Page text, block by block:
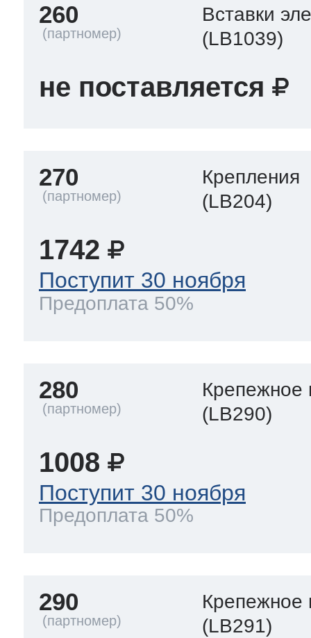
260
Вставки
(LB1039)
не поставляется
270
Крепления
(LB204)
1742
Поступит 30 ноября
Предоплата 50%
280
Крепежное
(LB290)
1008
Поступит 30 ноября
Предоплата 50%
290
Крепежное
(LB291)